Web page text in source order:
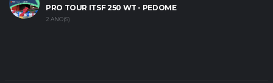
PRO TOUR ITSF 250 WT - PEDOME
2 ANO(S)